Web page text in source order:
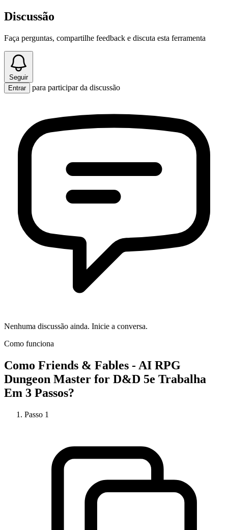
Discussão
Faça perguntas, compartilhe feedback e discuta esta ferramenta
Seguir
Entrar
para participar da discussão
Nenhuma discussão ainda. Inicie a conversa.
Como funciona
Como Friends & Fables - AI RPG
Dungeon Master for D&D 5e Trabalha
Em 3 Passos?
Passo 1